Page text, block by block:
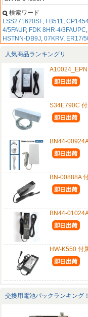
検索ワード
LSS271620SF, FB511,
4/5FAUP, FDK 8HR-4/3FAUPC,
HSTNN-DB9J, 07KRV, ER17/
人気商品ランキングリ
S34E790C
BN44-
BN-00888A
BN44-
HW-K550 付
交換用電池パックランキング！